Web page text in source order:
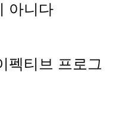
아니다
펙티브 프로그